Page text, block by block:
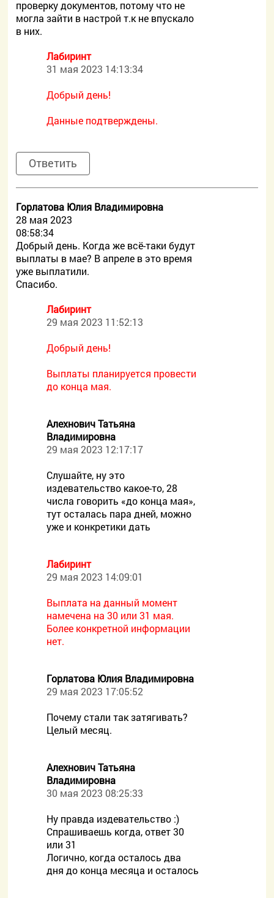
проверку документов, потому что не
могла зайти в настрой т.к не впускало
в них.
Лабиринт
31 мая 2023 14:13:34
Добрый день!
Данные подтверждены.
Ответить
Горлатова Юлия Владимировна
28 мая 2023
08:58:34
Добрый день. Когда же всё-таки будут
выплаты в мае? В апреле в это время
уже выплатили.
Спасибо.
Лабиринт
29 мая 2023 11:52:13
Добрый день!
Выплаты планируется провести
до конца мая.
Алехнович Татьяна
Владимировна
29 мая 2023 12:17:17
Слушайте, ну это
издевательство какое-то, 28
числа говорить «до конца мая»,
тут осталась пара дней, можно
уже и конкретики дать
Лабиринт
29 мая 2023 14:09:01
Выплата на данный момент
намечена на 30 или 31 мая.
Более конкретной информации
нет.
Горлатова Юлия Владимировна
29 мая 2023 17:05:52
Почему стали так затягивать?
Целый месяц.
Алехнович Татьяна
Владимировна
30 мая 2023 08:25:33
Ну правда издевательство :)
Спрашиваешь когда, ответ 30
или 31
Логично, когда осталось два
дня до конца месяца и осталось